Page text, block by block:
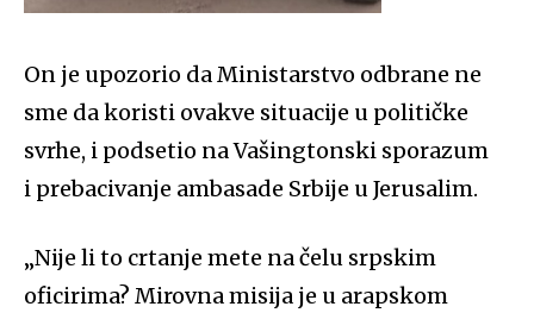
On je upozorio da Ministarstvo odbrane ne
sme da koristi ovakve situacije u političke
svrhe, i podsetio na Vašingtonski sporazum
i prebacivanje ambasade Srbije u Jerusalim.
„Nije li to crtanje mete na čelu srpskim
oficirima? Mirovna misija je u arapskom